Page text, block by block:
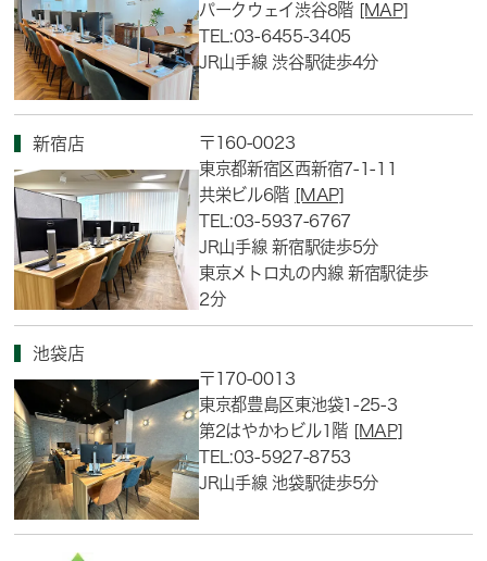
パークウェイ渋谷8階 [MAP]
TEL:03-6455-3405
JR山手線 渋谷駅徒歩4分
新宿店
〒160-0023
東京都新宿区西新宿7-1-11
共栄ビル6階 [MAP]
TEL:03-5937-6767
JR山手線 新宿駅徒歩5分
東京メトロ丸の内線 新宿駅徒歩
2分
池袋店
〒170-0013
東京都豊島区東池袋1-25-3
第2はやかわビル1階 [MAP]
TEL:03-5927-8753
JR山手線 池袋駅徒歩5分